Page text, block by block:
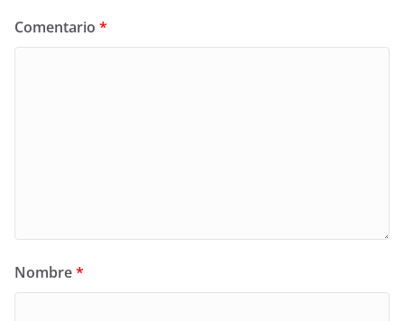
Comentario *
Nombre*